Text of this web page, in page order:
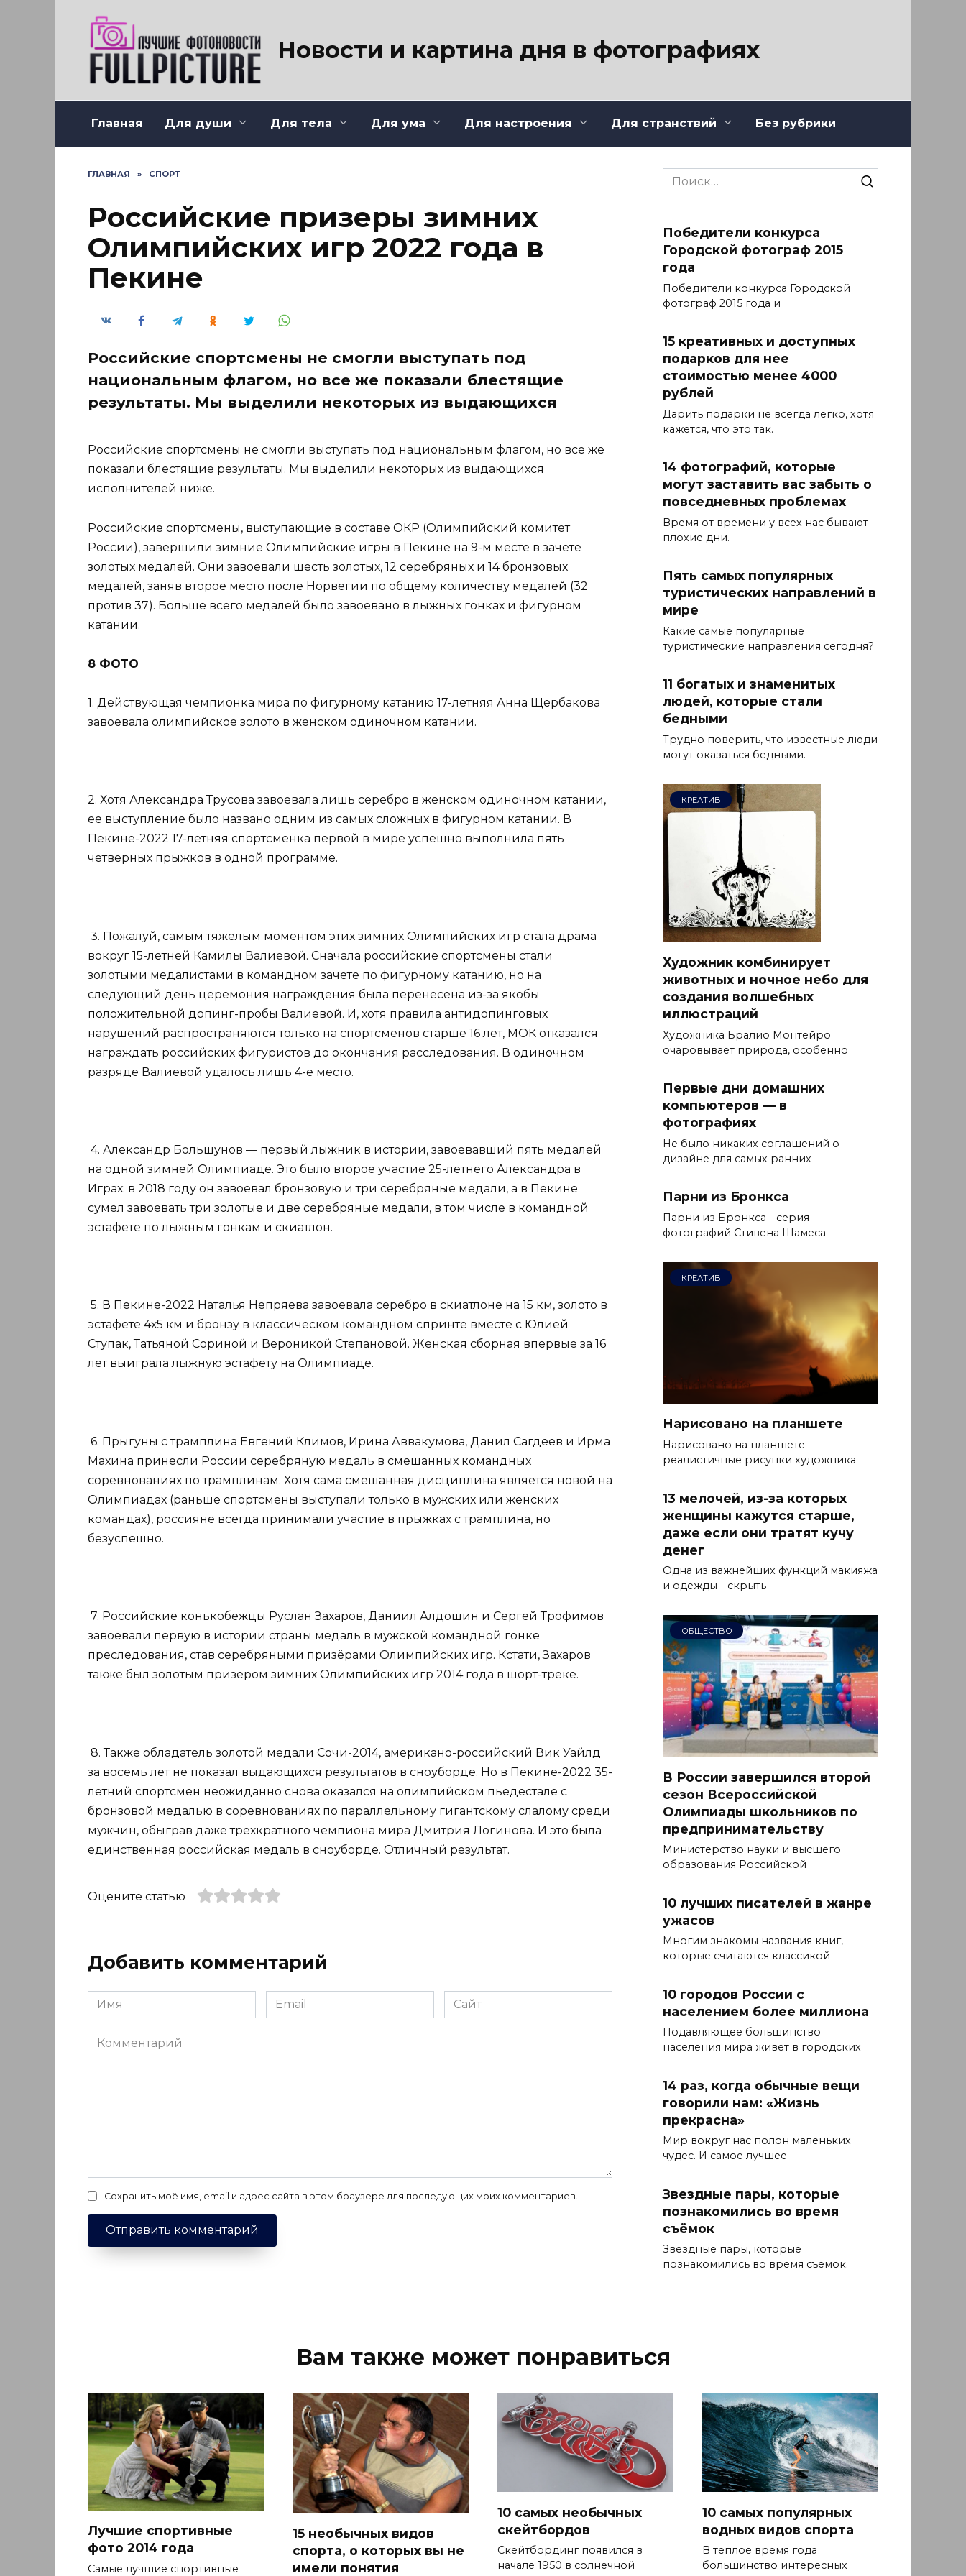
Новости и картина дня в фотографиях
Главная Для души Для тела Для ума Для настроения Для странствий Без рубрики
ГЛАВНАЯ » СПОРТ
Российские призеры зимних
Олимпийских игр 2022 года в
Пекине
Российские спортсмены не смогли выступать под
национальным флагом, но все же показали блестящие
результаты. Мы выделили некоторых из выдающихся
Российские спортсмены не смогли выступать под национальным флагом, но все же
показали блестящие результаты. Мы выделили некоторых из выдающихся
исполнителей ниже.
Российские спортсмены, выступающие в составе ОКР (Олимпийский комитет
России), завершили зимние Олимпийские игры в Пекине на 9-м месте в зачете
золотых медалей. Они завоевали шесть золотых, 12 серебряных и 14 бронзовых
медалей, заняв второе место после Норвегии по общему количеству медалей (32
против 37). Больше всего медалей было завоевано в лыжных гонках и фигурном
катании.
8 ФОТО
1. Действующая чемпионка мира по фигурному катанию 17-летняя Анна Щербакова
завоевала олимпийское золото в женском одиночном катании.
2. Хотя Александра Трусова завоевала лишь серебро в женском одиночном катании,
ее выступление было названо одним из самых сложных в фигурном катании. В
Пекине-2022 17-летняя спортсменка первой в мире успешно выполнила пять
четверных прыжков в одной программе.
3. Пожалуй, самым тяжелым моментом этих зимних Олимпийских игр стала драма
вокруг 15-летней Камилы Валиевой. Сначала российские спортсмены стали
золотыми медалистами в командном зачете по фигурному катанию, но на
следующий день церемония награждения была перенесена из-за якобы
положительной допинг-пробы Валиевой. И, хотя правила антидопинговых
нарушений распространяются только на спортсменов старше 16 лет, МОК отказался
награждать российских фигуристов до окончания расследования. В одиночном
разряде Валиевой удалось лишь 4-е место.
4. Александр Большунов — первый лыжник в истории, завоевавший пять медалей
на одной зимней Олимпиаде. Это было второе участие 25-летнего Александра в
Играх: в 2018 году он завоевал бронзовую и три серебряные медали, а в Пекине
сумел завоевать три золотые и две серебряные медали, в том числе в командной
эстафете по лыжным гонкам и скиатлон.
5. В Пекине-2022 Наталья Непряева завоевала серебро в скиатлоне на 15 км, золото в
эстафете 4х5 км и бронзу в классическом командном спринте вместе с Юлией
Ступак, Татьяной Сориной и Вероникой Степановой. Женская сборная впервые за 16
лет выиграла лыжную эстафету на Олимпиаде.
6. Прыгуны с трамплина Евгений Климов, Ирина Аввакумова, Данил Сагдеев и Ирма
Махина принесли России серебряную медаль в смешанных командных
соревнованиях по трамплинам. Хотя сама смешанная дисциплина является новой на
Олимпиадах (раньше спортсмены выступали только в мужских или женских
командах), россияне всегда принимали участие в прыжках с трамплина, но
безуспешно.
7. Российские конькобежцы Руслан Захаров, Даниил Алдошин и Сергей Трофимов
завоевали первую в истории страны медаль в мужской командной гонке
преследования, став серебряными призёрами Олимпийских игр. Кстати, Захаров
также был золотым призером зимних Олимпийских игр 2014 года в шорт-треке.
8. Также обладатель золотой медали Сочи-2014, американо-российский Вик Уайлд
за восемь лет не показал выдающихся результатов в сноуборде. Но в Пекине-2022 35-
летний спортсмен неожиданно снова оказался на олимпийском пьедестале с
бронзовой медалью в соревнованиях по параллельному гигантскому слалому среди
мужчин, обыграв даже трехкратного чемпиона мира Дмитрия Логинова. И это была
единственная российская медаль в сноуборде. Отличный результат.
Оцените статью
Добавить комментарий
Имя
*
Email
*
Сайт
Комментарий
Сохранить моё имя, email и адрес сайта в этом браузере для последующих моих комментариев.
Search
for:
Победители конкурса
Городской фотограф 2015
года
Победители конкурса Городской
фотограф 2015 года и
15 креативных и доступных
подарков для нее
стоимостью менее 4000
рублей
Дарить подарки не всегда легко, хотя
кажется, что это так.
14 фотографий, которые
могут заставить вас забыть о
повседневных проблемах
Время от времени у всех нас бывают
плохие дни.
Пять самых популярных
туристических направлений в
мире
Какие самые популярные
туристические направления сегодня?
11 богатых и знаменитых
людей, которые стали
бедными
Трудно поверить, что известные люди
могут оказаться бедными.
КРЕАТИВ
Художник комбинирует
животных и ночное небо для
создания волшебных
иллюстраций
Художника Бралио Монтейро
очаровывает природа, особенно
Первые дни домашних
компьютеров — в
фотографиях
Не было никаких соглашений о
дизайне для самых ранних
Парни из Бронкса
Парни из Бронкса - серия
фотографий Стивена Шамеса
КРЕАТИВ
Нарисовано на планшете
Нарисовано на планшете -
реалистичные рисунки художника
13 мелочей, из-за которых
женщины кажутся старше,
даже если они тратят кучу
денег
Одна из важнейших функций макияжа
и одежды - скрыть
ОБЩЕСТВО
В России завершился второй
сезон Всероссийской
Олимпиады школьников по
предпринимательству
Министерство науки и высшего
образования Российской
10 лучших писателей в жанре
ужасов
Многим знакомы названия книг,
которые считаются классикой
10 городов России с
населением более миллиона
Подавляющее большинство
населения мира живет в городских
14 раз, когда обычные вещи
говорили нам: «Жизнь
прекрасна»
Мир вокруг нас полон маленьких
чудес. И самое лучшее
Звездные пары, которые
познакомились во время
съёмок
Звездные пары, которые
познакомились во время съёмок.
Вам также может понравиться
Лучшие спортивные
фото 2014 года
Самые лучшие спортивные
15 необычных видов
спорта, о которых вы не
имели понятия
10 самых необычных
скейтбордов
Скейтбординг появился в
начале 1950 в солнечной
10 самых популярных
водных видов спорта
В теплое время года
большинство интересных